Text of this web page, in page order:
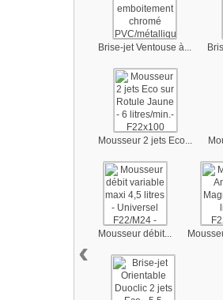
Brise-jet Ventouse à...
Mousseur 2 jets Eco...
Mousseur débit...
‹